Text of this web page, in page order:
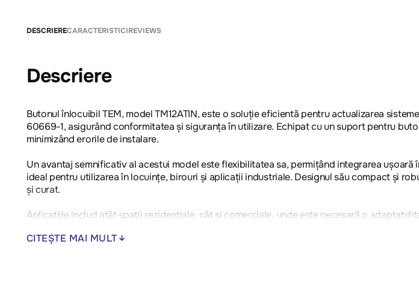
DESCRIERECARACTERISTICIREVIEWS
Descriere
Butonul înlocuibil TEM, model TM12ATIN, este o soluție eficientă pentru actualizarea
60669-1, asigurând conformitatea și siguranța în utilizare. Echipat cu un suport pentru
minimizând erorile de instalare.
Un avantaj semnificativ al acestui model este flexibilitatea sa, permițând integrarea
ideal pentru utilizarea în locuințe, birouri și aplicații industriale. Designul său compact și
și curat.
Aplicațiile includ atât spații rezidențiale, cât și comerciale, unde este necesară o
- Tip dispozitiv: Buton înlocuibil 2M cu purtător de buton
CITEȘTE MAI MULT